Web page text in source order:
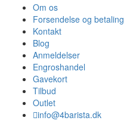
Om os
Forsendelse og betaling
Kontakt
Blog
Anmeldelser
Engroshandel
Gavekort
Tilbud
Outlet
info@4barista.dk